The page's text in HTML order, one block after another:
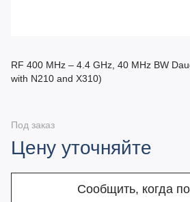
RF 400 MHz – 4.4 GHz, 40 MHz BW
with N210 and X310)
Под заказ
Цену уточняйте
Сообщить, когда